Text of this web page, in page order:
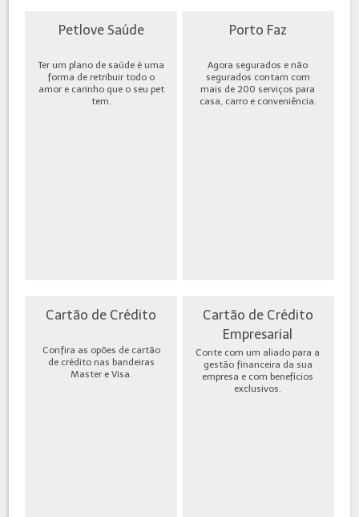
Petlove Saúde
Ter um plano de saúde é uma
forma de retribuir todo o
amor e carinho que o seu pet
tem.
Porto Faz
Agora segurados e não
segurados contam com
mais de 200 serviços para
casa, carro e conveniência.
Cartão de Crédito
Confira as opões de cartão
de crédito nas bandeiras
Master e Visa.
Cartão de Crédito
Empresarial
Conte com um aliado para a
gestão financeira da sua
empresa e com benefícios
exclusivos.